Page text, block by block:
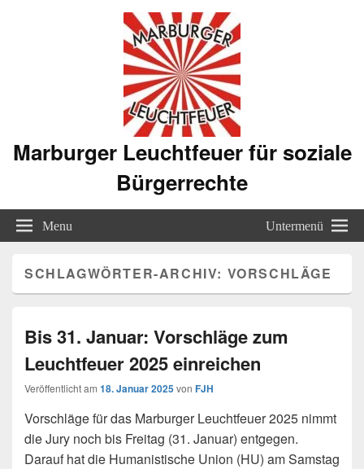
Marburger Leuchtfeuer für soziale
Bürgerrechte
Menu Untermenü
SCHLAGWÖRTER-ARCHIV: VORSCHLÄGE
Bis 31. Januar: Vorschläge zum
Leuchtfeuer 2025 einreichen
Veröffentlicht am 18. Januar 2025von FJH
Vorschläge für das Marburger Leuchtfeuer 2025 nimmt
die Jury noch bis Freitag (31. Januar) entgegen.
Darauf hat die Humanistische Union (HU) am Samstag